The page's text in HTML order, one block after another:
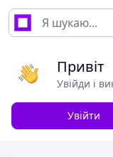
Привіт
Увійди і
Увійти